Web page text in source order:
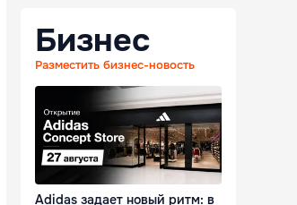
Бизнес
Разместить бизнес-новость
Adidas задает новый ритм: в